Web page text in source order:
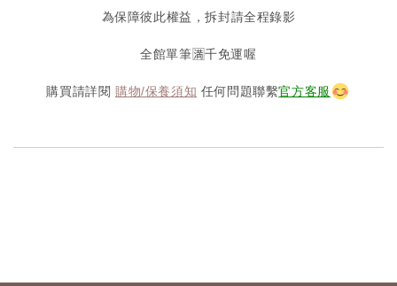
為保障彼此權益，拆封請全程錄影
全館單筆🈵️千免運喔
購買請詳閱 購物/保養須知 任何問題聯繫官方客服